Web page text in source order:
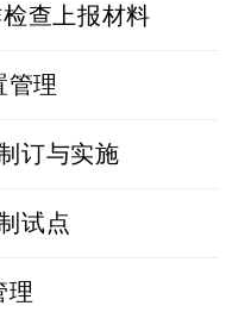
查上报材料
管理
订与实施
试点
理